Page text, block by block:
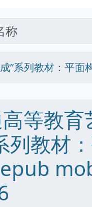
”系列教材：平面
等教育
列教材